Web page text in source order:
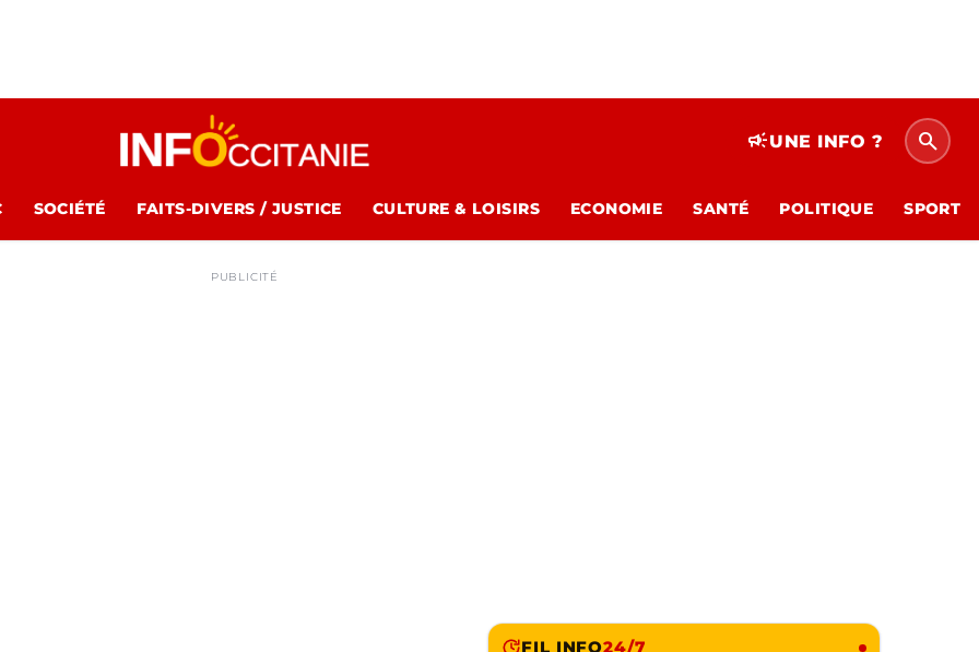
campaignUNE INFO ? search
SOCIÉTÉ FAITS-DIVERS / JUSTICE CULTURE & LOISIRS ECONOMIE SANTÉ POLITIQUE SPORT
PUBLICITÉ
FIL INFO24/7